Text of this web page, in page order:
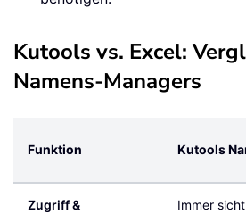
Kutools vs. Excel:
Namens-Managers
Funktion Kutools
Zugriff &
Immer